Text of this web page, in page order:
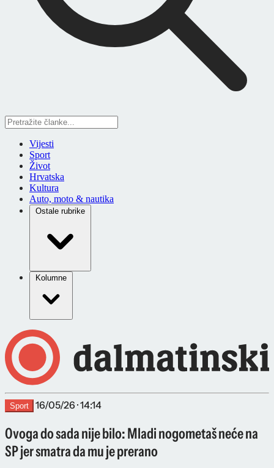
Vijesti
Sport
Život
Hrvatska
Kultura
Auto, moto & nautika
Ostale rubrike
Kolumne
Sport 16/05/26 · 14:14
Ovoga do sada nije bilo: Mladi nogometaš neće na
SP jer smatra da mu je prerano